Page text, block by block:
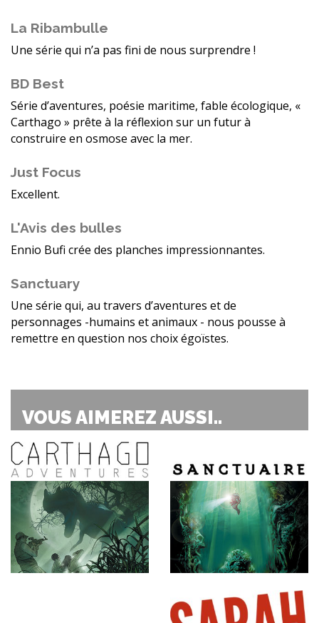
La Ribambulle
Une série qui n’a pas fini de nous surprendre !
BD Best
Série d’aventures, poésie maritime, fable écologique, «
Carthago » prête à la réflexion sur un futur à
construire en osmose avec la mer.
Just Focus
Excellent.
L'Avis des bulles
Ennio Bufi crée des planches impressionnantes.
Sanctuary
Une série qui, au travers d’aventures et de
personnages -humains et animaux - nous pousse à
remettre en question nos choix égoïstes.
VOUS AIMEREZ AUSSI..